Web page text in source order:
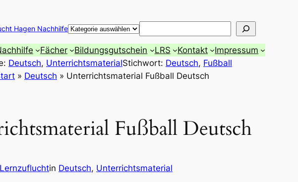
Hagen Nachhilfe Suchen
Fächer Bildungsgutschein LRS Kontakt
Impressum
Deutsch, UnterrichtsmaterialStichwort: Deutsch, Fußball
» Deutsch » Unterrichtsmaterial Fußball Deutsch
Fußball Deutsch
Lernzufluchtin Deutsch, Unterrichtsmaterial